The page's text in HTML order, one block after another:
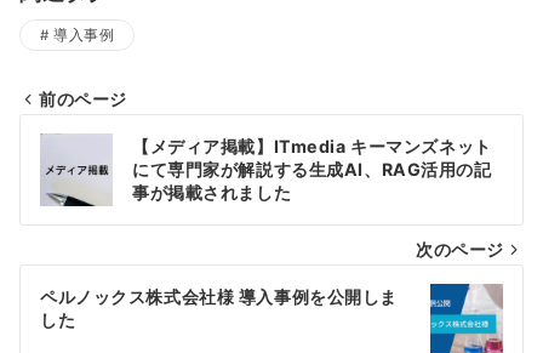
導入事例
投
ナ
ビ
ゲ
前のページ
【メディア掲載】ITmedia キーマンズネット
にて専門家が解説する生成AI、RAG活用の記
事が掲載されました
次のページ
ペルノックス株式会社様 導入事例を公開しま
した